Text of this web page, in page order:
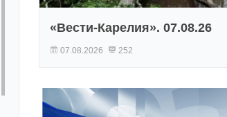
«Вести-Карелия». 07.08.26
07.08.2026 252